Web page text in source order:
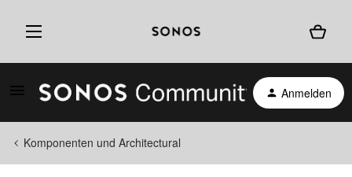
Anmelden
Komponenten und Architectural